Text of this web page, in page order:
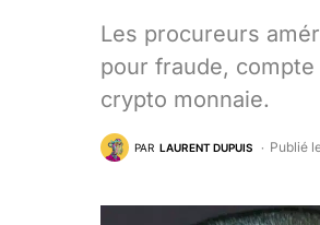
Les procureurs
pour fraude,
crypto monnaie.
PAR LAURENT DUPUIS Publié